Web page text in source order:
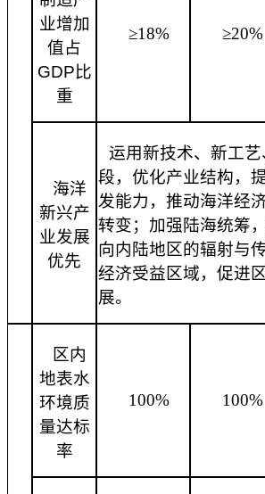
业增加
值占
GDP比
重
≥18% ≥20%
海洋
新兴产
业发展
优先
运用新技术、新工
段，优化产业结构，
发能力，推动海洋经
转变；加强陆海统筹
向内陆地区的辐射与
经济受益区域，促进
展。
区内
地表水
环境质
量达标
率
100% 100%